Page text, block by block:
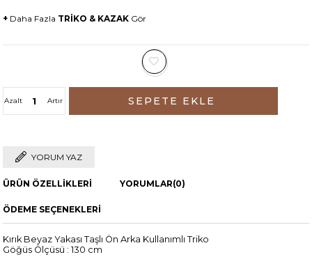
+ Daha Fazla TRİKO & KAZAK Gör
Artır
Azalt
YORUM YAZ
ÜRÜN ÖZELLIKLERI YORUMLAR(0)
ÖDEME SEÇENEKLERI
Kırık Beyaz Yakası Taşlı Ön Arka Kullanımlı Triko
Göğüs Ölçüsü : 130 cm